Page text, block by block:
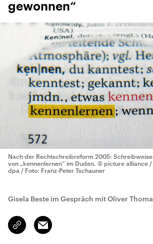
gewonnen“
Nach der Rechtschreibreform 2005: Schreibweise
von „kennenlernen“ im Duden. © picture alliance /
dpa / Foto: Franz-Peter Tschauner
Gisela Beste im Gespräch mit Oliver Thoma
Link
kopieren/teilen
Email